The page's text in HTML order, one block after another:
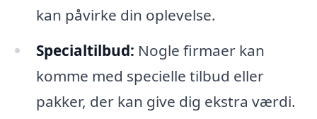
kan påvirke din oplevelse.
Specialtilbud: Nogle firmaer kan
komme med specielle tilbud eller
pakker, der kan give dig ekstra værdi.